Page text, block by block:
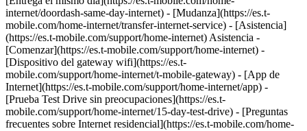
internet/doordash-same-day-internet) - [Mudanza](https://es.t-
mobile.com/home-internet/transfer-internet-service) - [Asistencia]
(https://es.t-mobile.com/support/home-internet) Asistencia -
[Comenzar](https://es.t-mobile.com/support/home-internet) -
[Dispositivo del gateway wifi](https://es.t-
mobile.com/support/home-internet/t-mobile-gateway) - [App de
Internet](https://es.t-mobile.com/support/home-internet/app) -
[Prueba Test Drive sin preocupaciones](https://es.t-
mobile.com/support/home-internet/15-day-test-drive) - [Preguntas
frecuentes sobre Internet residencial](https://es.t-mobile.com/home-